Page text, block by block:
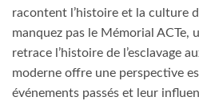
racontent l’histoire et la culture
manquez pas le Mémorial ACTe,
retrace l’histoire de l’esclavage
moderne offre une perspective
événements passés et leur